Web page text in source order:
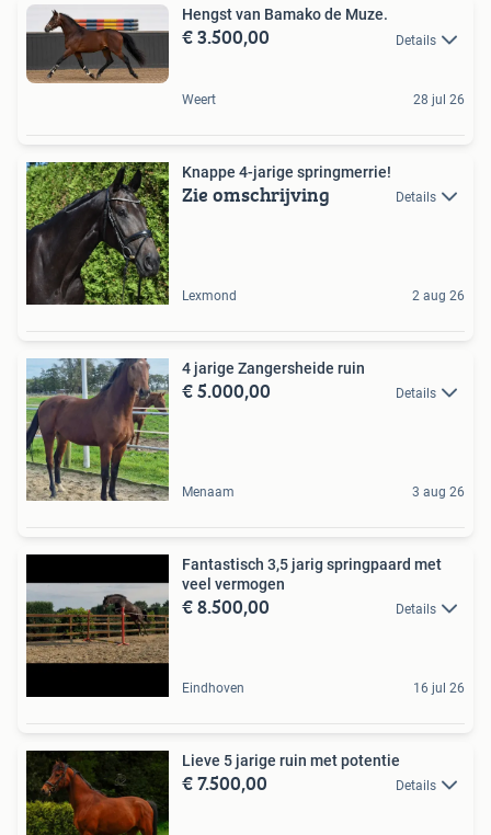
Hengst van Bamako de Muze.
€ 3.500,00 Details
Weert 28 jul 26
Knappe 4-jarige springmerrie!
Zie omschrijving Details
Lexmond 2 aug 26
4 jarige Zangersheide ruin
€ 5.000,00 Details
Menaam 3 aug 26
Fantastisch 3,5 jarig springpaard met
veel vermogen
€ 8.500,00 Details
Eindhoven 16 jul 26
Lieve 5 jarige ruin met potentie
€ 7.500,00 Details